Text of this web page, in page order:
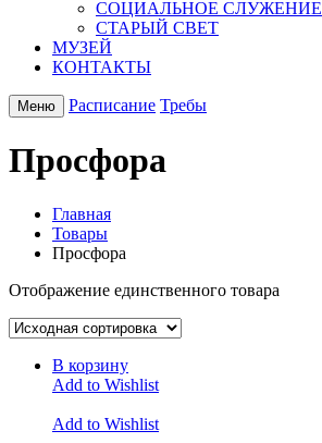
СОЦИАЛЬНОЕ СЛУЖЕНИЕ
СТАРЫЙ СВЕТ
МУЗЕЙ
КОНТАКТЫ
Меню Расписание Требы
Просфора
Главная
Товары
Просфора
Отображение единственного товара
В корзину
Add to Wishlist
Add to Wishlist